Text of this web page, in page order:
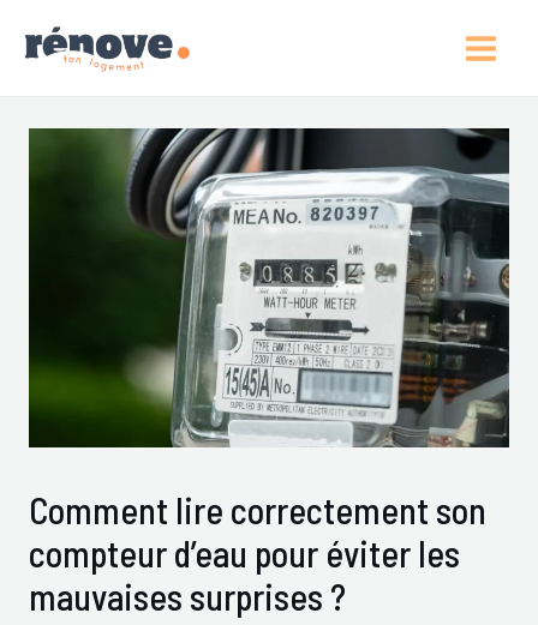
Main
Comment lire correctement son
compteur d’eau pour éviter les
mauvaises surprises ?
Navigation